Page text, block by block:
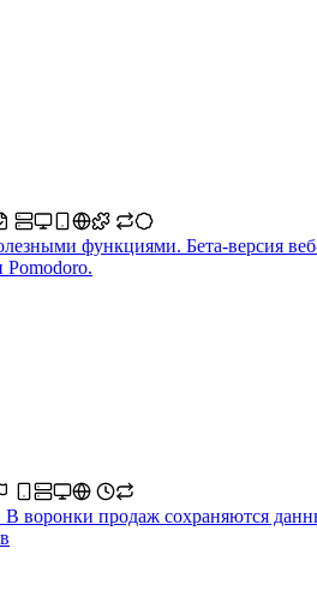
функциями. Бета-версия
Pomodoro.
продаж сохраняются